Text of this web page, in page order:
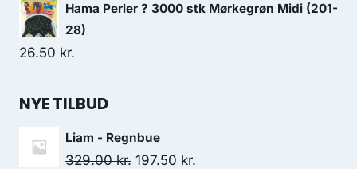
Hama Perler ? 3000 stk Mørkegrøn Midi (201-
28)
26.50 kr.
NYE TILBUD
Liam - Regnbue
329.00kr. 197.50 kr.